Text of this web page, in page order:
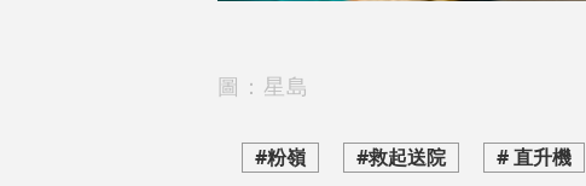
圖：星島
#粉嶺 #救起送院 # 直升機